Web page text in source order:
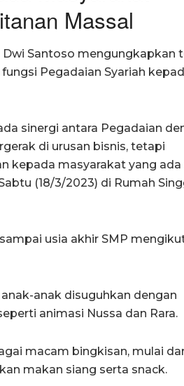
Massal
Dwi Santoso mengungkapkan
Pegadaian Syariah
sinergi antara Pegadaian
di urusan bisnis, tetapi
kepada masyarakat yang ada
(18/3/2023) di Rumah
usia akhir SMP
anak disuguhkan dengan
animasi Nussa dan Rara.
macam bingkisan, mulai
makan siang serta snack.